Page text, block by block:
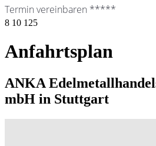
Termin vereinbaren *****
8 10 125
Anfahrtsplan
ANKA
mbH in Stuttgart